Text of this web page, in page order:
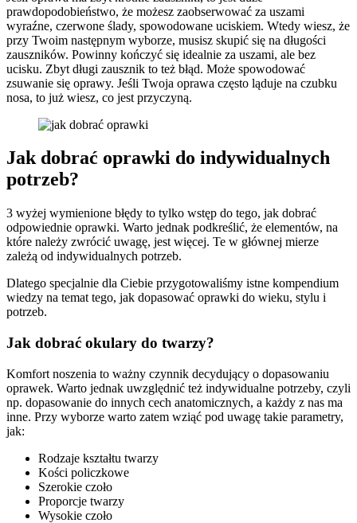
prawdopodobieństwo, że możesz zaobserwować za uszami
wyraźne, czerwone ślady, spowodowane uciskiem. Wtedy wiesz, że
przy Twoim następnym wyborze, musisz skupić się na długości
zauszników. Powinny kończyć się idealnie za uszami, ale bez
ucisku. Zbyt długi zausznik to też błąd. Może spowodować
zsuwanie się oprawy. Jeśli Twoja oprawa często ląduje na czubku
nosa, to już wiesz, co jest przyczyną.
Jak dobrać oprawki do indywidualnych
potrzeb?
3 wyżej wymienione błędy to tylko wstęp do tego, jak dobrać
odpowiednie oprawki. Warto jednak podkreślić, że elementów, na
które należy zwrócić uwagę, jest więcej. Te w głównej mierze
zależą od indywidualnych potrzeb.
Dlatego specjalnie dla Ciebie przygotowaliśmy istne kompendium
wiedzy na temat tego, jak dopasować oprawki do wieku, stylu i
potrzeb.
Jak dobrać okulary do twarzy?
Komfort noszenia to ważny czynnik decydujący o dopasowaniu
oprawek. Warto jednak uwzględnić też indywidualne potrzeby, czyli
np. dopasowanie do innych cech anatomicznych, a każdy z nas ma
inne. Przy wyborze warto zatem wziąć pod uwagę takie parametry,
jak:
Rodzaje kształtu twarzy
Kości policzkowe
Szerokie czoło
Proporcje twarzy
Wysokie czoło